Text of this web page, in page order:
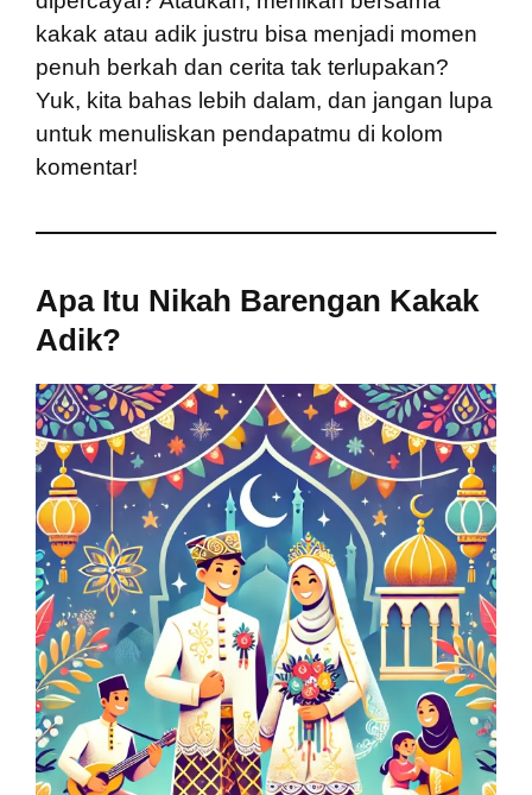
kakak atau adik justru bisa menjadi momen
penuh berkah dan cerita tak terlupakan?
Yuk, kita bahas lebih dalam, dan jangan lupa
untuk menuliskan pendapatmu di kolom
komentar!
Apa Itu Nikah Barengan Kakak
Adik?